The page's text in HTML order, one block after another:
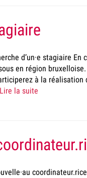
d’un·e stagiaire
en région
à la réalisation
Lire la suite